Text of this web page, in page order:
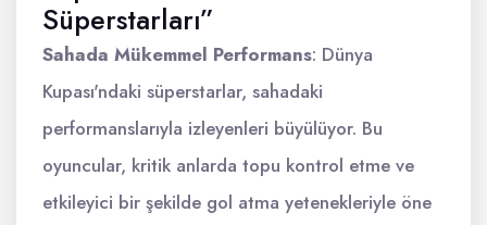
Süperstarları”
Sahada Mükemmel Performans: Dünya
Kupası'ndaki süperstarlar, sahadaki
performanslarıyla izleyenleri büyülüyor. Bu
oyuncular, kritik anlarda topu kontrol etme ve
etkileyici bir şekilde gol atma yetenekleriyle öne